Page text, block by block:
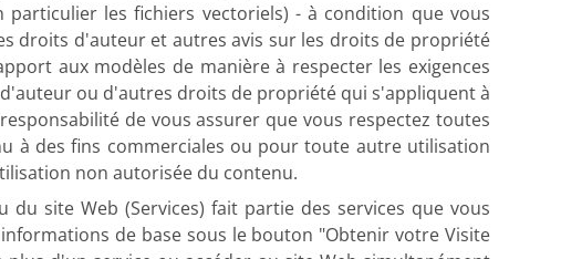
les fichiers vectoriels) - à condition que vous
droits d'auteur et autres avis sur les droits de propriété
aux modèles de manière à respecter les exigences
ou d'autres droits de propriété qui s'appliquent à
de vous assurer que vous respectez toutes
à des fins commerciales ou pour toute autre utilisation
non autorisée du contenu.
site Web (Services) fait partie des services que vous
de base sous le bouton "Obtenir votre Visite